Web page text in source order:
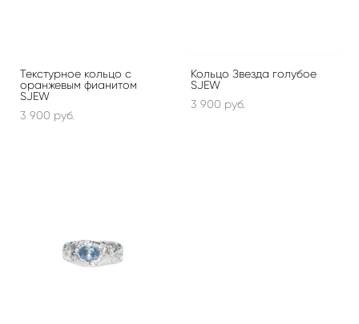
Текстурное кольцо с
оранжевым фианитом
SJEW
3 900 pуб.
Кольцо Звезда голубое
SJEW
3 900 pуб.